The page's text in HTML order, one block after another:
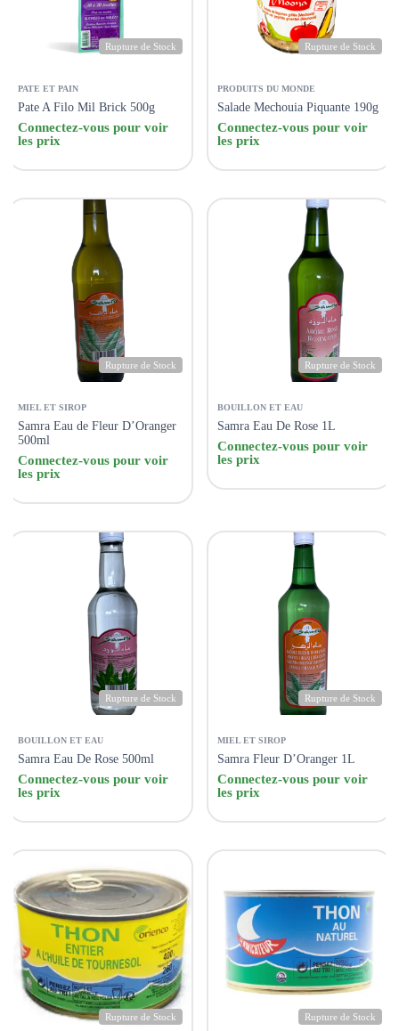
Rupture de Stock
PATE ET PAIN
Pate A Filo Mil Brick 500g
Connectez-vous pour voir
les prix
Rupture de Stock
PRODUITS DU MONDE
Salade Mechouia Piquante 190g
Connectez-vous pour voir
les prix
Rupture de Stock
MIEL ET SIROP
Samra Eau de Fleur D’Oranger
500ml
Connectez-vous pour voir
les prix
Rupture de Stock
BOUILLON ET EAU
Samra Eau De Rose 1L
Connectez-vous pour voir
les prix
Rupture de Stock
BOUILLON ET EAU
Samra Eau De Rose 500ml
Connectez-vous pour voir
les prix
Rupture de Stock
MIEL ET SIROP
Samra Fleur D’Oranger 1L
Connectez-vous pour voir
les prix
Rupture de Stock Rupture de Stock